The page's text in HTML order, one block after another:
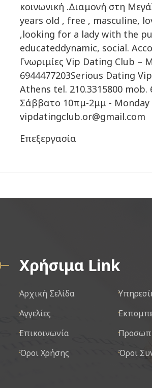
κοινωνική .Διαμονή στη
years old , free , masculine,
,looking for a lady with the
educateddynamic, social.
Γνωριμίες Vip Dating Club –
6944477203Serious Dating
Athens tel. 210.3315800
Σάββατο 10πμ-2μμ - Monday
vipdatingclub.or@gmail.com
Επεξεργασία
Χρήσιμα Link
Αρχική Σελίδα
Αγγελίες
Επικοινωνία
Όροι Χρήσης
Όροι